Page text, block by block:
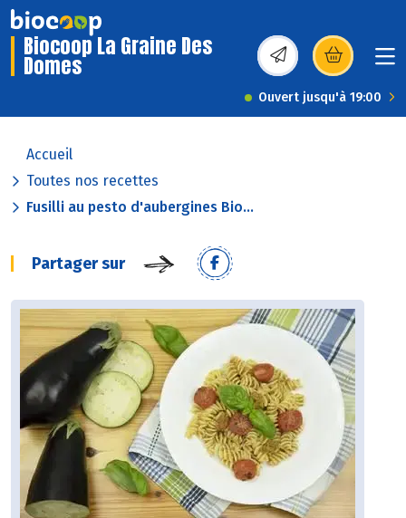
Biocoop La Graine Des
Domes (s’ouvre dans une
Ouvert jusqu'à 19:00
Accueil
Toutes nos recettes
Fusilli au pesto d'aubergines Bio...
Partager sur